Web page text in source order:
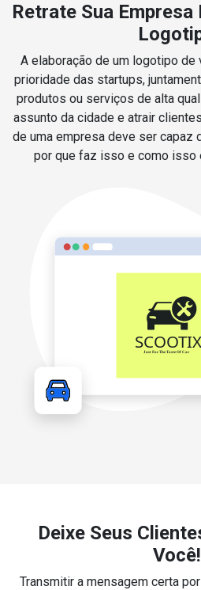
Retrate Sua Empresa
A elaboração de um logotipo
prioridade das startups,
produtos ou serviços de alta
assunto da cidade e atrair
de uma empresa deve ser capaz
por que faz isso e como isso
Deixe Seus
Você!
Transmitir a mensagem certa